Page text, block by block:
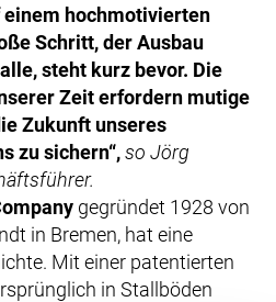
hochmotivierten
Schritt, der Ausbau
steht kurz bevor. Die
Zeit erfordern mutige
Zukunft unseres
zu sichern“,so Jörg
gegründet 1928 von
in Bremen, hat eine
Mit einer patentierten
in Stallböden